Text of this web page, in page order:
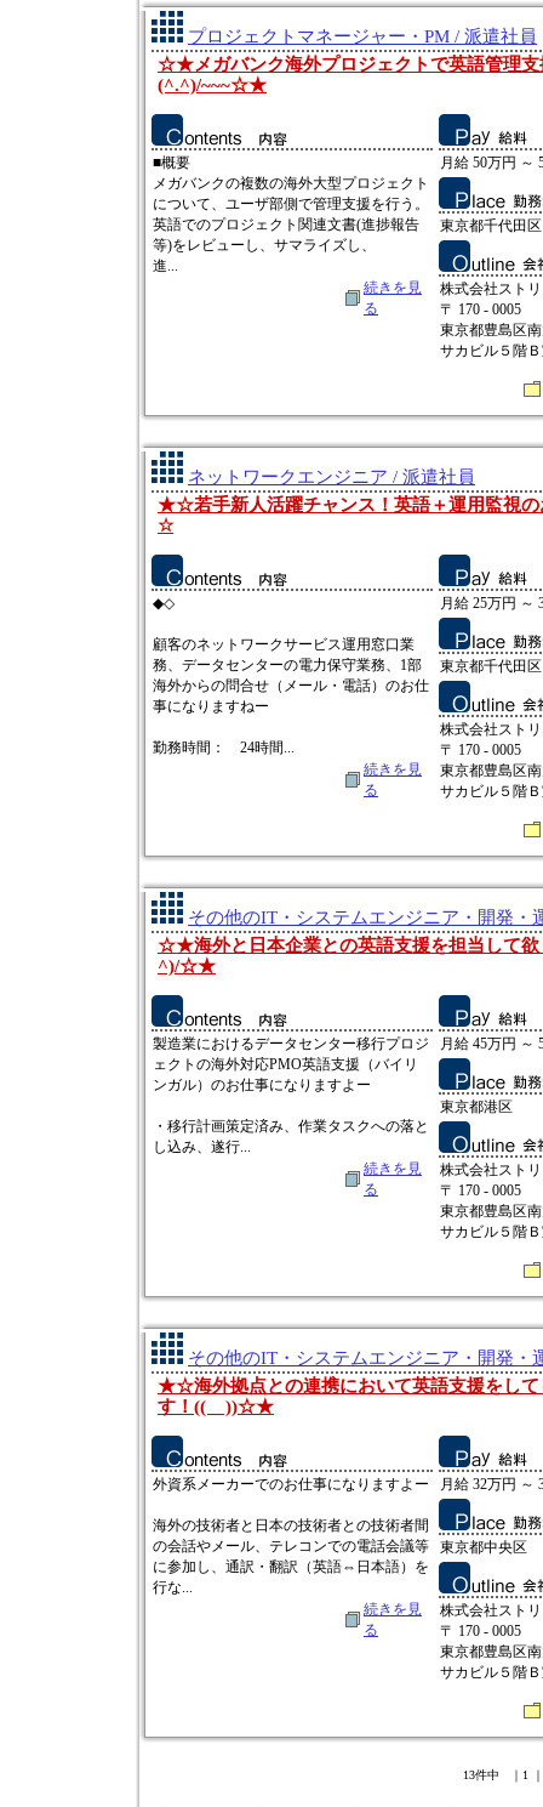
プロジェクトマネージャー・PM / 派遣社員
☆★メガバンク海外プロジェクトで英語管理支
(^.^)/~~~☆★
■概要
メガバンクの複数の海外大型プロジェクト
について、ユーザ部側で管理支援を行う。
英語でのプロジェクト関連文書(進捗報告
等)をレビューし、サマライズし、
進...
続きを見
る
月給 50万円 ～
東京都千代田区
株式会社スト
〒 170 - 0005
東京都豊島区
サカビル５階
ネットワークエンジニア / 派遣社員
★☆若手新人活躍チャンス！英語＋運用監視
☆
◆◇
顧客のネットワークサービス運用窓口業
務、データセンターの電力保守業務、1部
海外からの問合せ（メール・電話）のお仕
事になりますねー
勤務時間： 24時間...
続きを見
る
月給 25万円 ～
東京都千代田区
株式会社スト
〒 170 - 0005
東京都豊島区
サカビル５階
その他のIT・システムエンジニア・開発・
☆★海外と日本企業との英語支援を担当して欲
^)/☆★
製造業におけるデータセンター移行プロジ
ェクトの海外対応PMO英語支援（バイリ
ンガル）のお仕事になりますよー
・移行計画策定済み、作業タスクへの落と
し込み、遂行...
続きを見
る
月給 45万円 ～
東京都港区
株式会社スト
〒 170 - 0005
東京都豊島区
サカビル５階
その他のIT・システムエンジニア・開発・
★☆海外拠点との連携において英語支援をして
す！(( _ ))☆★
外資系メーカーでのお仕事になりますよー
海外の技術者と日本の技術者との技術者間
の会話やメール、テレコンでの電話会議等
に参加し、通訳・翻訳（英語⇔日本語）を
行な...
続きを見
る
月給 32万円 ～
東京都中央区
株式会社スト
〒 170 - 0005
東京都豊島区
サカビル５階
13件中 ｜1 ｜